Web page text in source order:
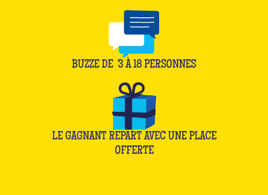
BUZZE DE 3 À 18 PERSONNES
LE GAGNANT REPART AVEC UNE PLACE
OFFERTE